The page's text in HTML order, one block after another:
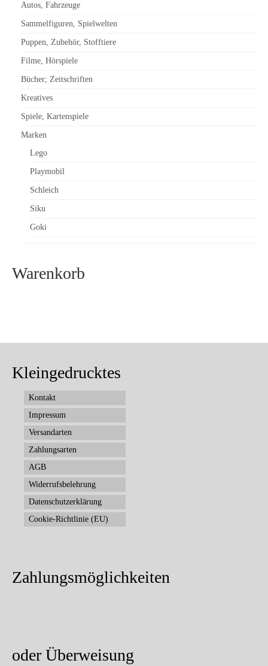
Autos, Fahrzeuge
Sammelfiguren, Spielwelten
Puppen, Zubehör, Stofftiere
Filme, Hörspiele
Bücher; Zeitschriften
Kreatives
Spiele, Kartenspiele
Marken
Lego
Playmobil
Schleich
Siku
Goki
Warenkorb
Kleingedrucktes
Kontakt
Impressum
Versandarten
Zahlungsarten
AGB
Widerrufsbelehrung
Datenschutzerklärung
Cookie-Richtlinie (EU)
Zahlungsmöglichkeiten
oder Überweisung